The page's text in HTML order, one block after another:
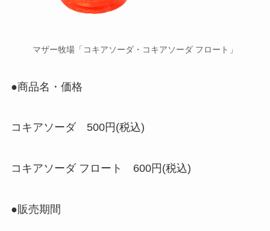
マザー牧場「コキアソーダ・コキアソーダ フロート」
●商品名・価格
コキアソーダ 500円(税込)
コキアソーダ フロート 600円(税込)
●販売期間